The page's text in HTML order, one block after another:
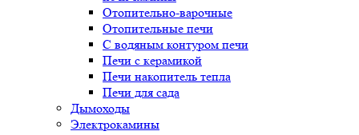
Отопительно-варочные
Отопительные печи
С водяным контуром печи
Печи с керамикой
Печи накопитель тепла
Печи для сада
Дымоходы
Электрокамины